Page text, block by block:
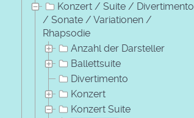
Konzert / Suite / Divertimento
/ Sonate / Variationen /
Rhapsodie
Anzahl der Darsteller
Ballettsuite
Divertimento
Konzert
Konzert Suite